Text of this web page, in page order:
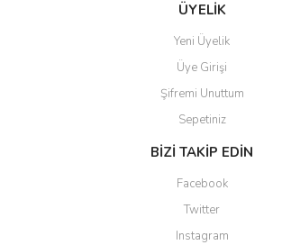
ÜYELİK
Yeni Üyelik
Üye Girişi
Şifremi Unuttum
Sepetiniz
BİZİ TAKİP EDİN
Facebook
Twitter
Instagram